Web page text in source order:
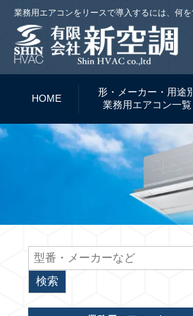
業務用エアコンをリースで導入するには、何
HOME
形・メーカー・用途
業務用エアコン一覧